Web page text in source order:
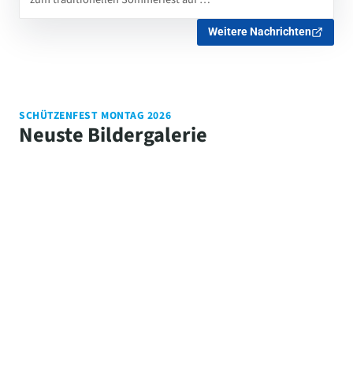
Weitere Nachrichten
SCHÜTZENFEST MONTAG 2026
Neuste Bildergalerie